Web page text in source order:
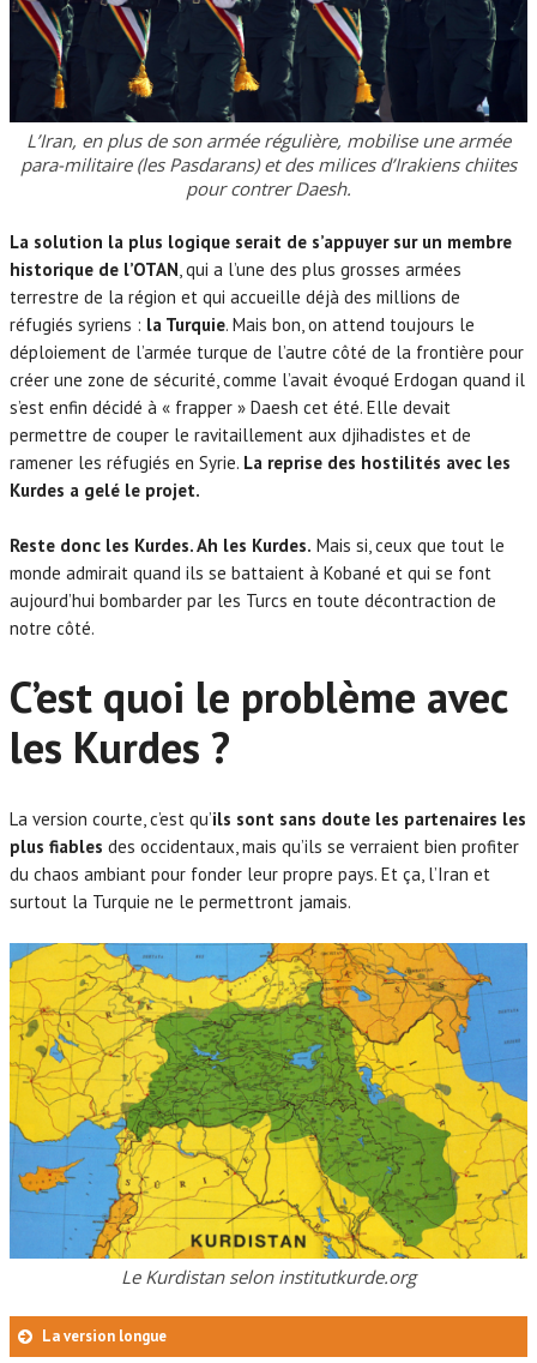
L’Iran, en plus de son armée régulière, mobilise une armée
para-militaire (les Pasdarans) et des milices d’Irakiens chiites
pour contrer Daesh.
La solution la plus logique serait de s’appuyer sur un membre
historique de l’OTAN, qui a l’une des plus grosses armées
terrestre de la région et qui accueille déjà des millions de
réfugiés syriens : la Turquie. Mais bon, on attend toujours le
déploiement de l’armée turque de l’autre côté de la frontière pour
créer une zone de sécurité, comme l’avait évoqué Erdogan quand il
s’est enfin décidé à « frapper » Daesh cet été. Elle devait
permettre de couper le ravitaillement aux djihadistes et de
ramener les réfugiés en Syrie. La reprise des hostilités avec les
Kurdes a gelé le projet.
Reste donc les Kurdes. Ah les Kurdes. Mais si, ceux que tout le
monde admirait quand ils se battaient à Kobané et qui se font
aujourd’hui bombarder par les Turcs en toute décontraction de
notre côté.
C’est quoi le problème avec
les Kurdes ?
La version courte, c’est qu’ils sont sans doute les partenaires les
plus fiables des occidentaux, mais qu’ils se verraient bien profiter
du chaos ambiant pour fonder leur propre pays. Et ça, l’Iran et
surtout la Turquie ne le permettront jamais.
Le Kurdistan selon institutkurde.org
La version longue